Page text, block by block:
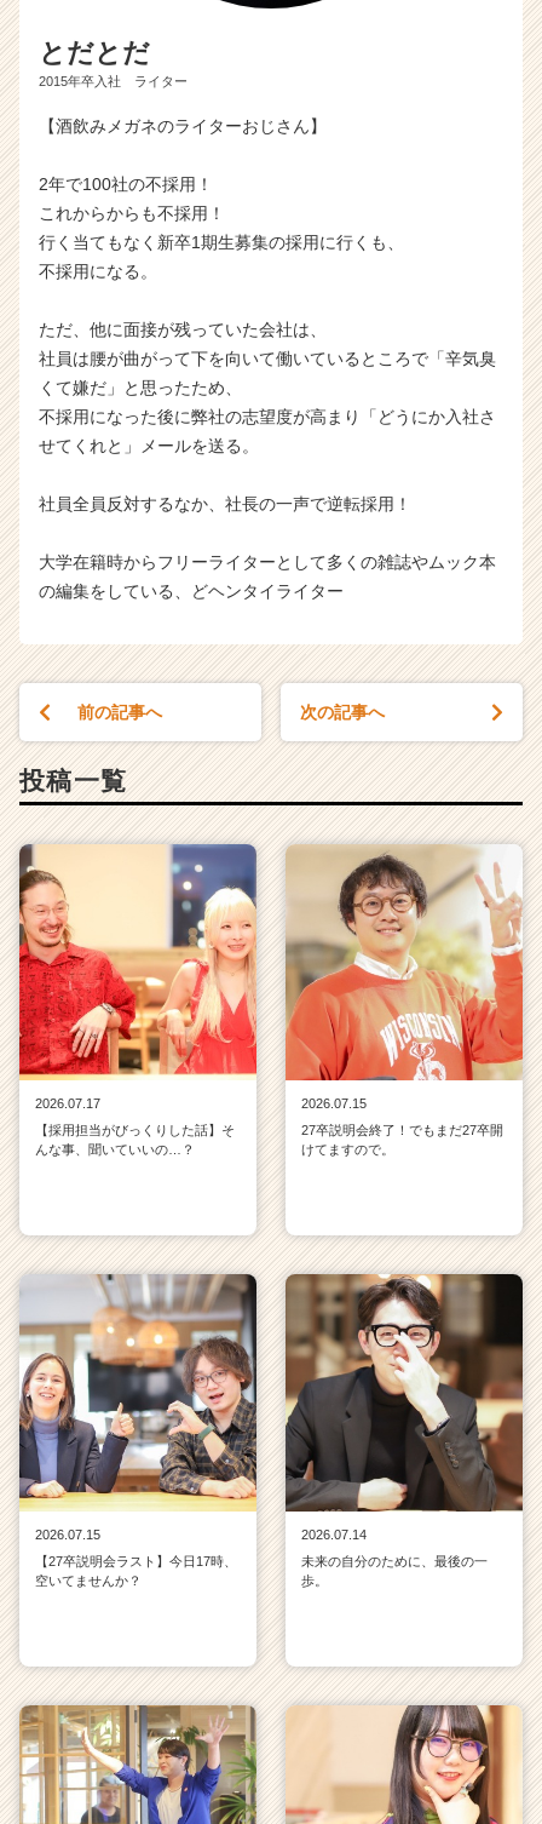
とだとだ
2015年卒入社 ライター
【酒飲みメガネのライターおじさん】
2年で100社の不採用！
これからからも不採用！
行く当てもなく新卒1期生募集の採用に行くも、
不採用になる。
ただ、他に面接が残っていた会社は、
社員は腰が曲がって下を向いて働いているところで「辛気臭
くて嫌だ」と思ったため、
不採用になった後に弊社の志望度が高まり「どうにか入社さ
せてくれと」メールを送る。
社員全員反対するなか、社長の一声で逆転採用！
大学在籍時からフリーライターとして多くの雑誌やムック本
の編集をしている、どヘンタイライター
前の記事へ 次の記事へ
投稿一覧
2026.07.17
【採用担当がびっくりした話】そ
んな事、聞いていいの…？
2026.07.15
27卒説明会終了！でもまだ27卒開
けてますので。
2026.07.15
【27卒説明会ラスト】今日17時、
空いてませんか？
2026.07.14
未来の自分のために、最後の一
歩。